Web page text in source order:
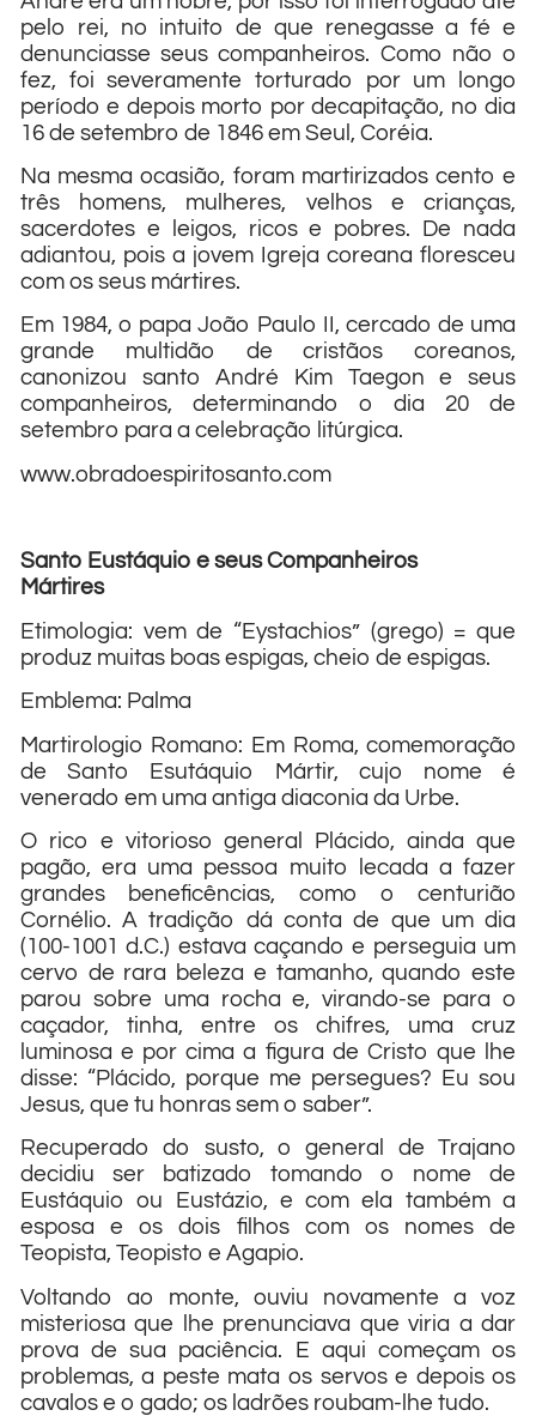
pelo rei, no intuito de que renegasse a fé e
denunciasse seus companheiros. Como não o
fez, foi severamente torturado por um longo
período e depois morto por decapitação, no dia
16 de setembro de 1846 em Seul, Coréia.
Na mesma ocasião, foram martirizados cento e
três homens, mulheres, velhos e crianças,
sacerdotes e leigos, ricos e pobres. De nada
adiantou, pois a jovem Igreja coreana floresceu
com os seus mártires.
Em 1984, o papa João Paulo II, cercado de uma
grande multidão de cristãos coreanos,
canonizou santo André Kim Taegon e seus
companheiros, determinando o dia 20 de
setembro para a celebração litúrgica.
www.obradoespiritosanto.com
Santo Eustáquio e seus Companheiros
Mártires
Etimologia: vem de “Eystachios” (grego) = que
produz muitas boas espigas, cheio de espigas.
Emblema: Palma
Martirologio Romano: Em Roma, comemoração
de Santo Esutáquio Mártir, cujo nome é
venerado em uma antiga diaconia da Urbe.
O rico e vitorioso general Plácido, ainda que
pagão, era uma pessoa muito lecada a fazer
grandes beneficências, como o centurião
Cornélio. A tradição dá conta de que um dia
(100-1001 d.C.) estava caçando e perseguia um
cervo de rara beleza e tamanho, quando este
parou sobre uma rocha e, virando-se para o
caçador, tinha, entre os chifres, uma cruz
luminosa e por cima a figura de Cristo que lhe
disse: “Plácido, porque me persegues? Eu sou
Jesus, que tu honras sem o saber”.
Recuperado do susto, o general de Trajano
decidiu ser batizado tomando o nome de
Eustáquio ou Eustázio, e com ela também a
esposa e os dois filhos com os nomes de
Teopista, Teopisto e Agapio.
Voltando ao monte, ouviu novamente a voz
misteriosa que lhe prenunciava que viria a dar
prova de sua paciência. E aqui começam os
problemas, a peste mata os servos e depois os
cavalos e o gado; os ladrões roubam-lhe tudo.